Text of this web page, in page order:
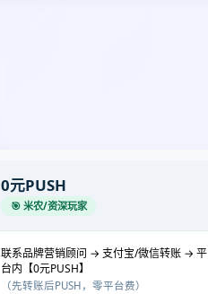
0元PUSH
🎯 米农/资深玩家
联系品牌营销顾问 → 支付宝/微信转账 → 平
台内【0元PUSH】
（先转账后PUSH，零平台费）